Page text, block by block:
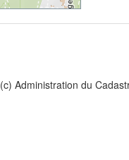
(c) Administration du